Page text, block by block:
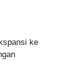
ke